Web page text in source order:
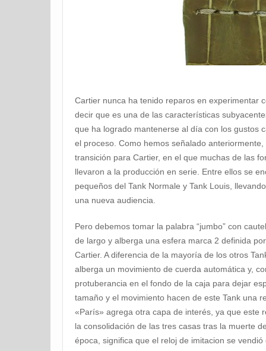
Cartier nunca ha tenido reparos en experimentar
decir que es una de las características
que ha logrado mantenerse al día con los gustos
el proceso. Como hemos señalado
transición para Cartier, en el que muchas de las
llevaron a la producción en serie. Entre ellos se
pequeños del Tank Normale y Tank Louis,
una nueva audiencia.
Pero debemos tomar la palabra “jumbo” con
de largo y alberga una esfera marca 2 definida
Cartier. A diferencia de la mayoría de los otros
alberga un movimiento de cuerda automática y,
protuberancia en el fondo de la caja para dejar
tamaño y el movimiento hacen de este Tank una
«París» agrega otra capa de interés, ya que este
la consolidación de las tres casas tras la muerte
época, significa que el reloj de imitacion se